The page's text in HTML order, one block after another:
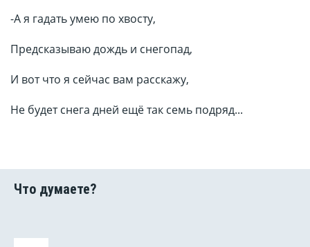
-А я гадать умею по хвосту,
Предсказываю дождь и снегопад,
И вот что я сейчас вам расскажу,
Не будет снега дней ещё так семь подряд...